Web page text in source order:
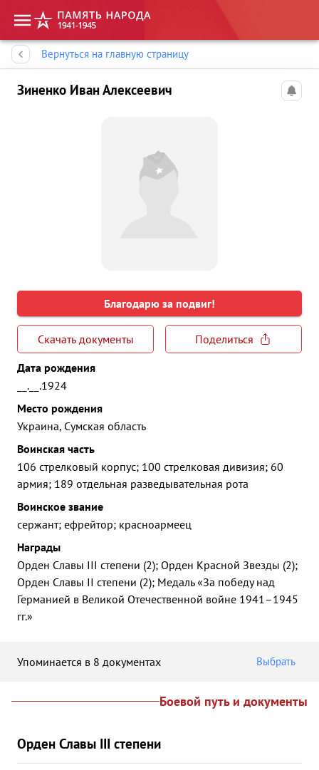
Вернуться на главную страницу
Зиненко Иван Алексеевич
Благодарю за подвиг!
Скачать документы
Поделиться
Дата рождения
__.__.1924
Место рождения
Украина, Сумская область
Воинская часть
106 стрелковый корпус; 100 стрелковая дивизия; 60
армия; 189 отдельная разведывательная рота
Воинское звание
сержант; ефрейтор; красноармеец
Награды
Орден Славы III степени (2); Орден Красной Звезды (2);
Орден Славы II степени (2); Медаль «За победу над
Германией в Великой Отечественной войне 1941–1945
гг.»
Упоминается в 8 документах Выбрать
Боевой путь и документы
Орден Славы III степени
Память народа